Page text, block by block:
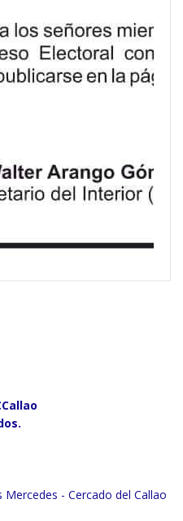
Mercedes - Cercado del Callao